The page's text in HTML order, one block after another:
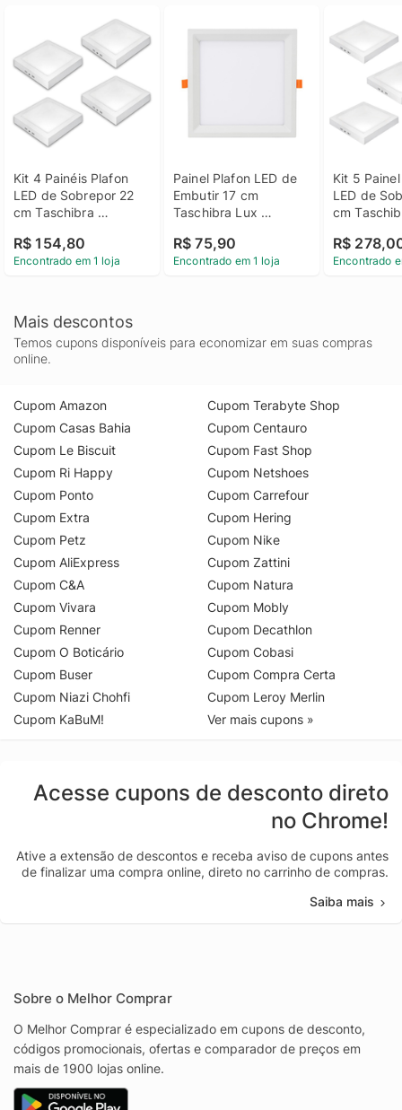
Kit 4 Painéis Plafon
LED de Sobrepor 22
cm Taschibra
Branca 6500K
R$ 154,80
Encontrado em 1 loja
Painel Plafon LED de
Embutir 17 cm
Taschibra Lux
18W, Luz Branca
6500K
R$ 75,90
Encontrado em 1 loja
Kit 5
LED de
cm
Branca
R$
Encontrado
Mais descontos
Temos cupons disponíveis para economizar em suas compras
online.
Cupom Amazon
Cupom Casas Bahia
Cupom Le Biscuit
Cupom Ri Happy
Cupom Ponto
Cupom Extra
Cupom Petz
Cupom AliExpress
Cupom C&A
Cupom Vivara
Cupom Renner
Cupom O Boticário
Cupom Buser
Cupom Niazi Chohfi
Cupom KaBuM!
Cupom Terabyte Shop
Cupom Centauro
Cupom Fast Shop
Cupom Netshoes
Cupom Carrefour
Cupom Hering
Cupom Nike
Cupom Zattini
Cupom Natura
Cupom Mobly
Cupom Decathlon
Cupom Cobasi
Cupom Compra Certa
Cupom Leroy Merlin
Ver mais cupons »
Acesse cupons de desconto direto
no Chrome!
Ative a extensão de descontos e receba aviso de cupons antes
de finalizar uma compra online, direto no carrinho de compras.
Saiba mais
Sobre o Melhor Comprar
O Melhor Comprar é especializado em cupons de desconto,
códigos promocionais, ofertas e comparador de preços em
mais de 1900 lojas online.